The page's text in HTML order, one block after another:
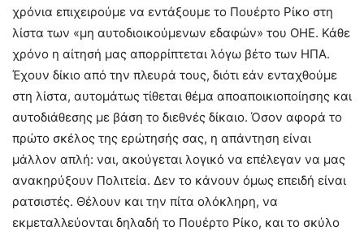
χρόνια επιχειρούμε να εντάξουμε το Πουέρτο Ρίκο στη
λίστα των «μη αυτοδιοικούμενων εδαφών» του ΟΗΕ. Κάθε
χρόνο η αίτησή μας απορρίπτεται λόγω βέτο των ΗΠΑ.
Έχουν δίκιο από την πλευρά τους, διότι εάν ενταχθούμε
στη λίστα, αυτομάτως τίθεται θέμα αποαποικιοποίησης και
αυτοδιάθεσης με βάση το διεθνές δίκαιο. Όσον αφορά το
πρώτο σκέλος της ερώτησής σας, η απάντηση είναι
μάλλον απλή: ναι, ακούγεται λογικό να επέλεγαν να μας
ανακηρύξουν Πολιτεία. Δεν το κάνουν όμως επειδή είναι
ρατσιστές. Θέλουν και την πίτα ολόκληρη, να
εκμεταλλεύονται δηλαδή το Πουέρτο Ρίκο, και το σκύλο